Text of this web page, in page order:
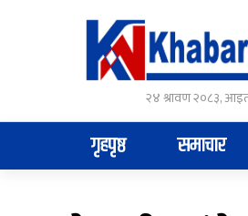
२४ श्रावण २०८३,
गृहपृष्ठ समाचार